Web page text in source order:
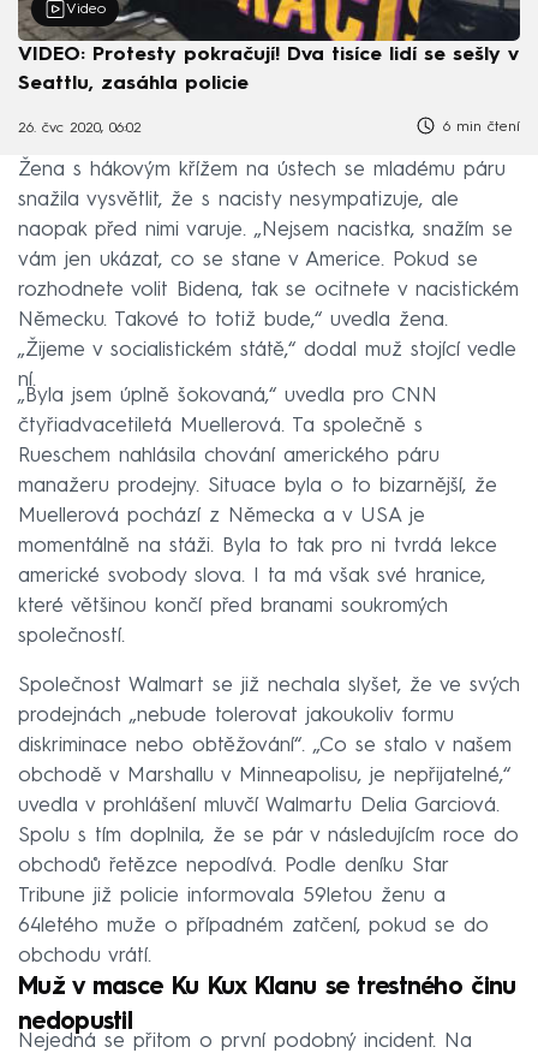
Video
VIDEO: Protesty pokračují! Dva tisíce lidí se sešly v
Seattlu, zasáhla policie
26. čvc 2020, 06:02 6 min čtení
Žena s hákovým křížem na ústech se mladému páru
snažila vysvětlit, že s nacisty nesympatizuje, ale
naopak před nimi varuje. „Nejsem nacistka, snažím se
vám jen ukázat, co se stane v Americe. Pokud se
rozhodnete volit Bidena, tak se ocitnete v nacistickém
Německu. Takové to totiž bude,“ uvedla žena.
„Žijeme v socialistickém státě,“ dodal muž stojící vedle
ní.
„Byla jsem úplně šokovaná,“ uvedla pro CNN
čtyřiadvacetiletá Muellerová. Ta společně s
Rueschem nahlásila chování amerického páru
manažeru prodejny. Situace byla o to bizarnější, že
Muellerová pochází z Německa a v USA je
momentálně na stáži. Byla to tak pro ni tvrdá lekce
americké svobody slova. I ta má však své hranice,
které většinou končí před branami soukromých
společností.
Společnost Walmart se již nechala slyšet, že ve svých
prodejnách „nebude tolerovat jakoukoliv formu
diskriminace nebo obtěžování“. „Co se stalo v našem
obchodě v Marshallu v Minneapolisu, je nepřijatelné,“
uvedla v prohlášení mluvčí Walmartu Delia Garciová.
Spolu s tím doplnila, že se pár v následujícím roce do
obchodů řetězce nepodívá. Podle deníku Star
Tribune již policie informovala 59letou ženu a
64letého muže o případném zatčení, pokud se do
obchodu vrátí.
Muž v masce Ku Kux Klanu se trestného činu
nedopustil
Nejedná se přitom o první podobný incident. Na